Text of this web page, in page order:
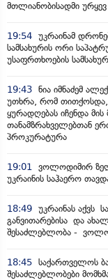
მთლიანობისადმი ურყევ
19:54 უკრაინამ
სამსახურის ორი
უსაფრთხოების
19:43 ნია იმნაძემ
უთხრა, რომ თითქოსდა,
ყურადღებას იჩენდა
თანამზრახველებთან
პროკურატურა
19:01 ვოლოდიმირ
უკრაინის საჰაერო
18:49 უკრაინას აქვს
განვითარებისა და
შესაძლებლობა -
18:45 საქართველოს
შესაძლებლობები